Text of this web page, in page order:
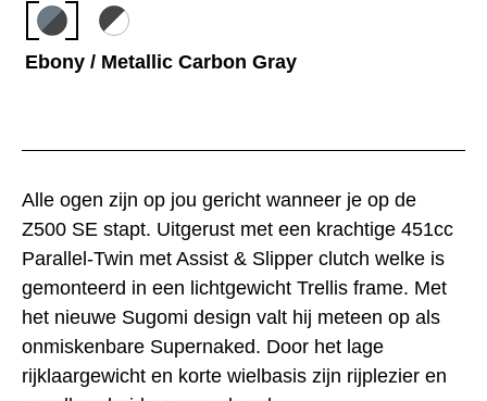
Alle ogen zijn op jou gericht wanneer je op de
Z500 SE stapt. Uitgerust met een krachtige 451cc
Parallel-Twin met Assist & Slipper clutch welke is
gemonteerd in een lichtgewicht Trellis frame. Met
het nieuwe Sugomi design valt hij meteen op als
onmiskenbare Supernaked. Door het lage
rijklaargewicht en korte wielbasis zijn rijplezier en
Ebony / Metallic Carbon Gray